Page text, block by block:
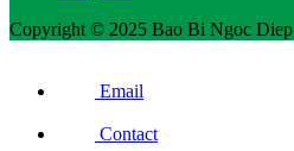
Copyright © 2025 Bao Bi Ngoc Diep
Email
Contact